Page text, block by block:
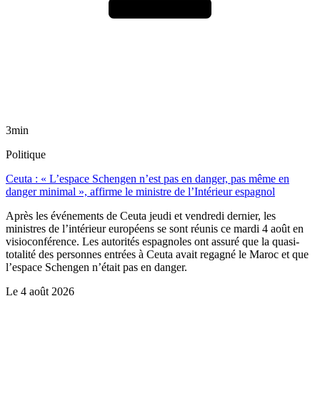
3min
Politique
Ceuta : « L’espace Schengen n’est pas en danger, pas même en
danger minimal », affirme le ministre de l’Intérieur espagnol
Après les événements de Ceuta jeudi et vendredi dernier, les
ministres de l’intérieur européens se sont réunis ce mardi 4 août en
visioconférence. Les autorités espagnoles ont assuré que la quasi-
totalité des personnes entrées à Ceuta avait regagné le Maroc et que
l’espace Schengen n’était pas en danger.
Le 4 août 2026